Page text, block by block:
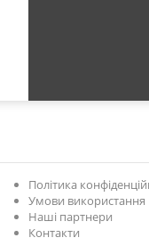
Політика
Умови використання
Наші партнери
Контакти